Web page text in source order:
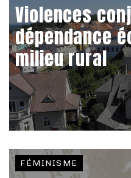
Violences
dépendance
milieu rural
FÉMINISME